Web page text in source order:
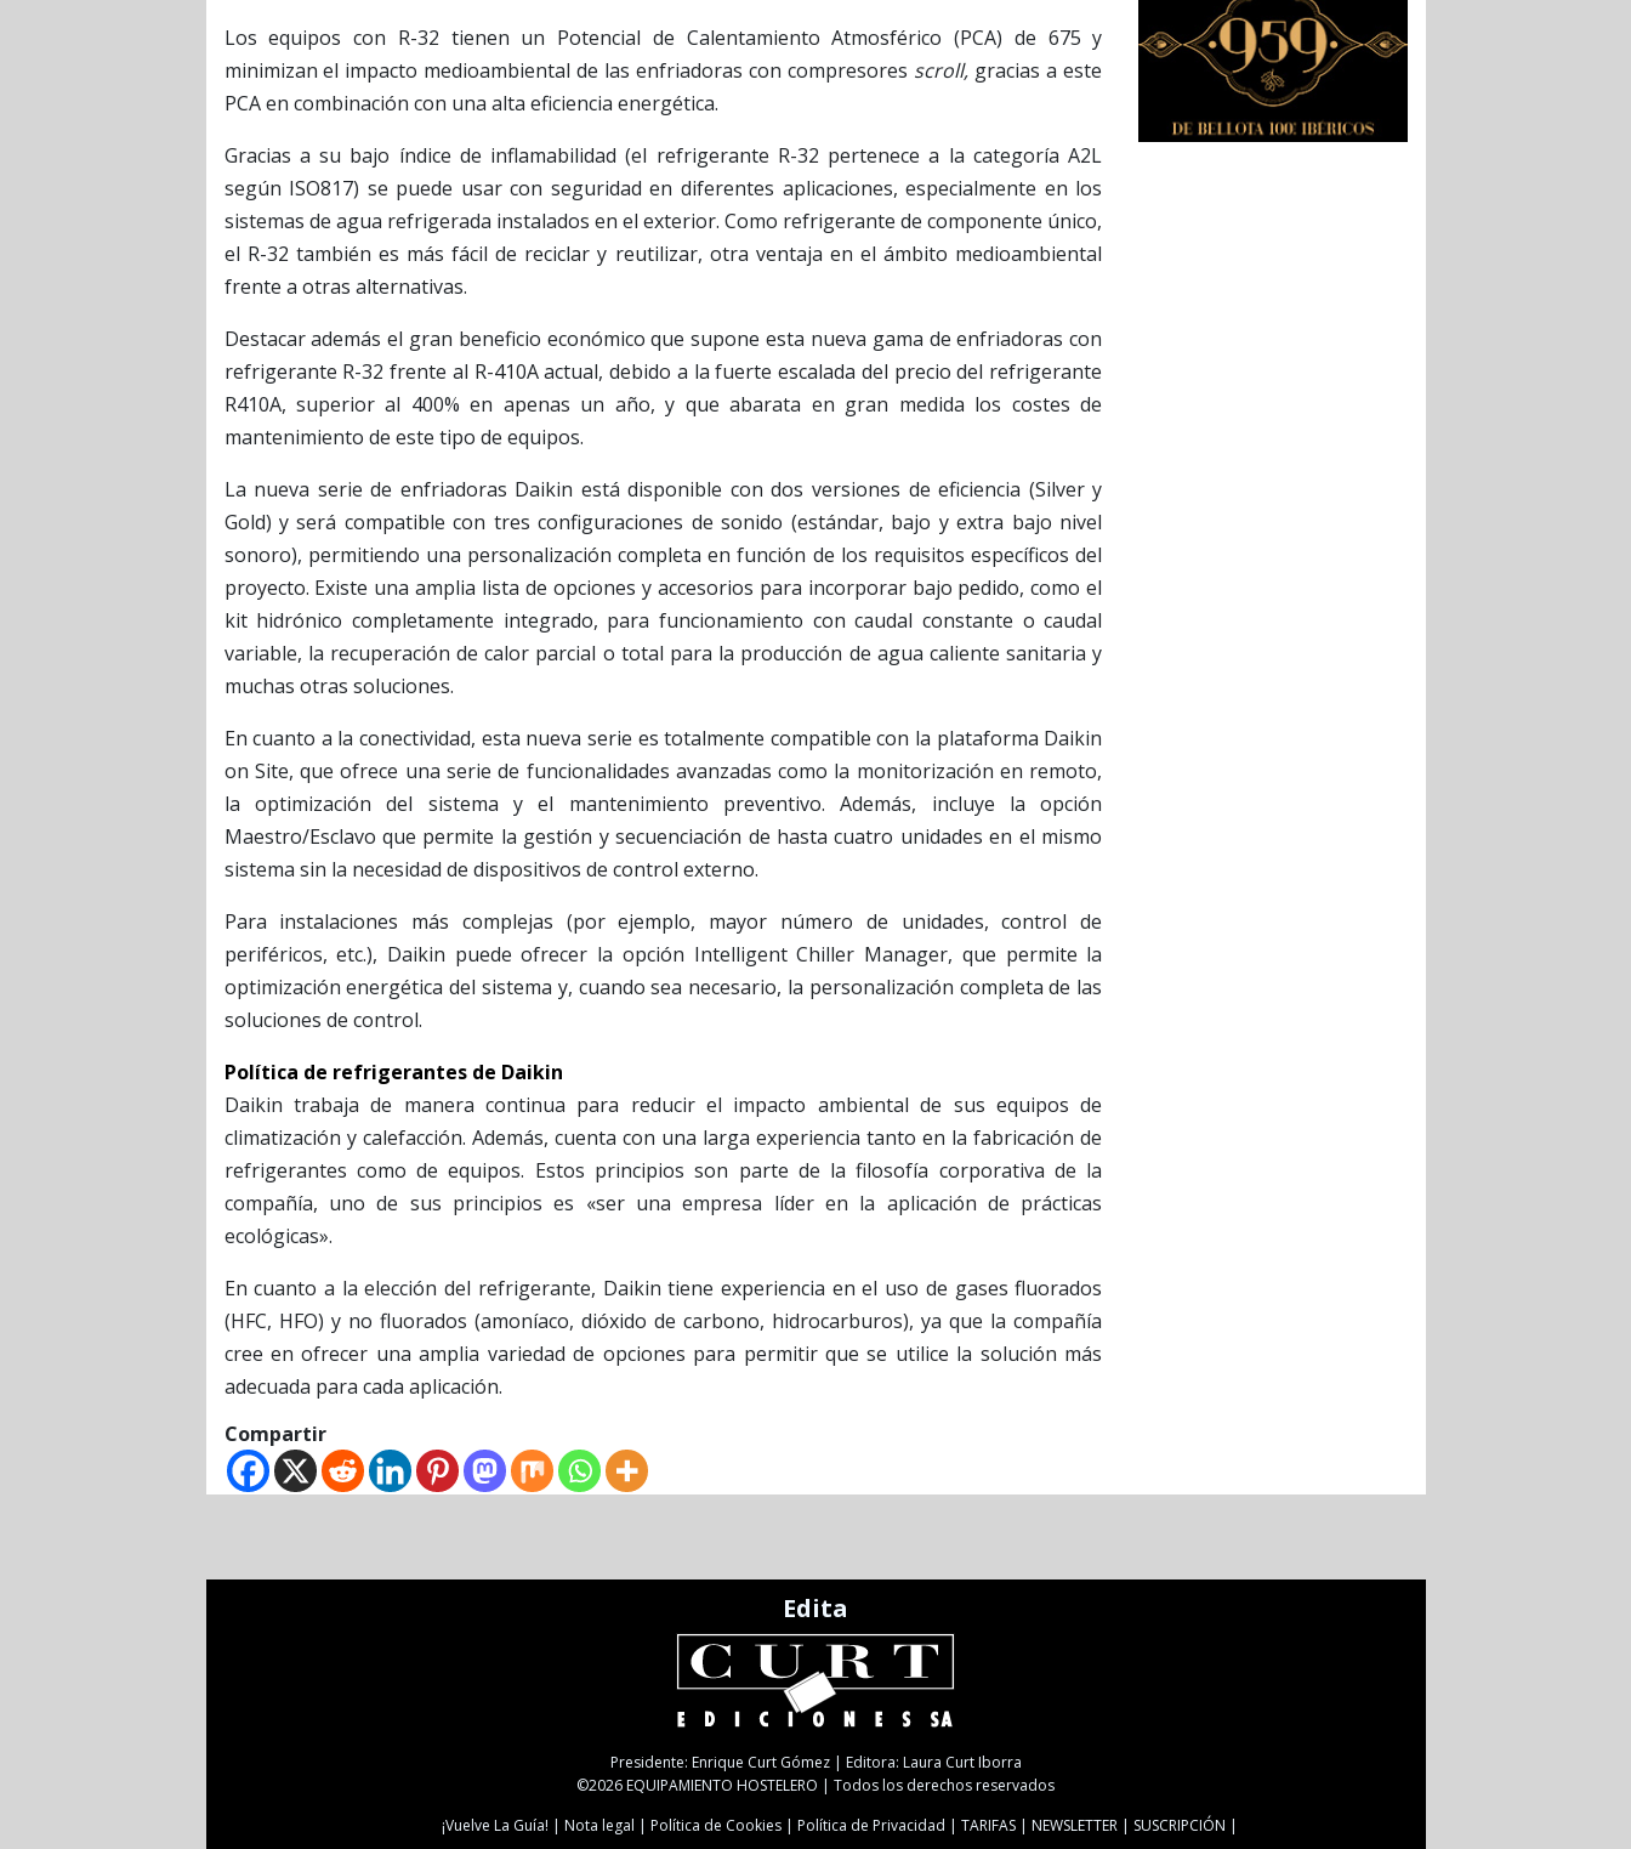
Los equipos con R-32 tienen un Potencial de Calentamiento Atmosférico (PCA) de 675 y
minimizan el impacto medioambiental de las enfriadoras con compresores scroll, gracias a este
PCA en combinación con una alta eficiencia energética.
Gracias a su bajo índice de inflamabilidad (el refrigerante R-32 pertenece a la categoría A2L
según ISO817) se puede usar con seguridad en diferentes aplicaciones, especialmente en los
sistemas de agua refrigerada instalados en el exterior. Como refrigerante de componente único,
el R-32 también es más fácil de reciclar y reutilizar, otra ventaja en el ámbito medioambiental
frente a otras alternativas.
Destacar además el gran beneficio económico que supone esta nueva gama de enfriadoras con
refrigerante R-32 frente al R-410A actual, debido a la fuerte escalada del precio del refrigerante
R410A, superior al 400% en apenas un año, y que abarata en gran medida los costes de
mantenimiento de este tipo de equipos.
La nueva serie de enfriadoras Daikin está disponible con dos versiones de eficiencia (Silver y
Gold) y será compatible con tres configuraciones de sonido (estándar, bajo y extra bajo nivel
sonoro), permitiendo una personalización completa en función de los requisitos específicos del
proyecto. Existe una amplia lista de opciones y accesorios para incorporar bajo pedido, como el
kit hidrónico completamente integrado, para funcionamiento con caudal constante o caudal
variable, la recuperación de calor parcial o total para la producción de agua caliente sanitaria y
muchas otras soluciones.
En cuanto a la conectividad, esta nueva serie es totalmente compatible con la plataforma Daikin
on Site, que ofrece una serie de funcionalidades avanzadas como la monitorización en remoto,
la optimización del sistema y el mantenimiento preventivo. Además, incluye la opción
Maestro/Esclavo que permite la gestión y secuenciación de hasta cuatro unidades en el mismo
sistema sin la necesidad de dispositivos de control externo.
Para instalaciones más complejas (por ejemplo, mayor número de unidades, control de
periféricos, etc.), Daikin puede ofrecer la opción Intelligent Chiller Manager, que permite la
optimización energética del sistema y, cuando sea necesario, la personalización completa de las
soluciones de control.
Política de refrigerantes de Daikin
Daikin trabaja de manera continua para reducir el impacto ambiental de sus equipos de
climatización y calefacción. Además, cuenta con una larga experiencia tanto en la fabricación de
refrigerantes como de equipos. Estos principios son parte de la filosofía corporativa de la
compañía, uno de sus principios es «ser una empresa líder en la aplicación de prácticas
ecológicas».
En cuanto a la elección del refrigerante, Daikin tiene experiencia en el uso de gases fluorados
(HFC, HFO) y no fluorados (amoníaco, dióxido de carbono, hidrocarburos), ya que la compañía
cree en ofrecer una amplia variedad de opciones para permitir que se utilice la solución más
adecuada para cada aplicación.
Compartir
Edita
Presidente: Enrique Curt Gómez | Editora: Laura Curt Iborra
©2026 EQUIPAMIENTO HOSTELERO | Todos los derechos reservados
¡Vuelve La Guía!
Nota legal Política de Cookies Política de Privacidad TARIFAS NEWSLETTER SUSCRIPCIÓN